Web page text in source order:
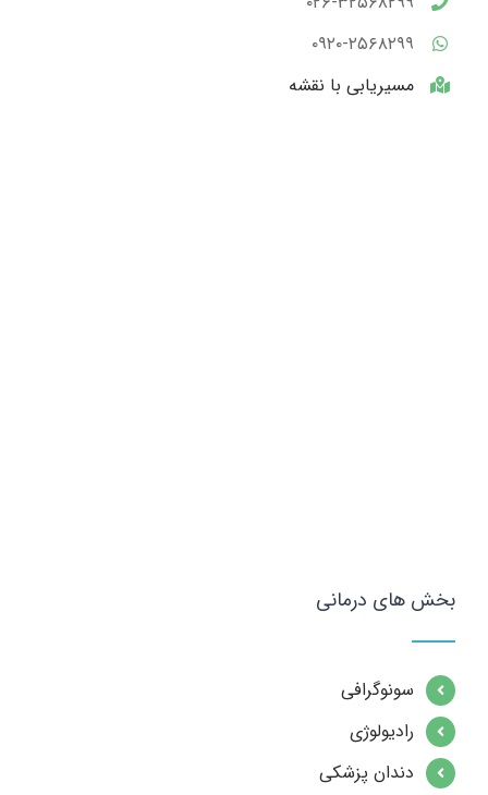
۰۹۲۰-۲۵۶۸۲۹۹
مسیریابی با نقشه
بخش های درمانی
سونوگرافی
رادیولوژی
دندان پزشکی